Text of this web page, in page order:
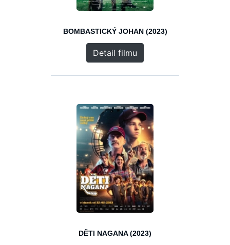
BOMBASTICKÝ JOHAN (2023)
Detail filmu
DĚTI NAGANA (2023)